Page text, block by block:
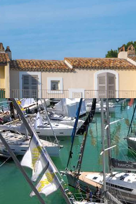
Arkea Ultim Challenge
Route du Rhum - Destination
Guadeloupe
Transat Café l'Or
America's Cup
LOISIRS
Pêche en mer
Plongée
Glisse